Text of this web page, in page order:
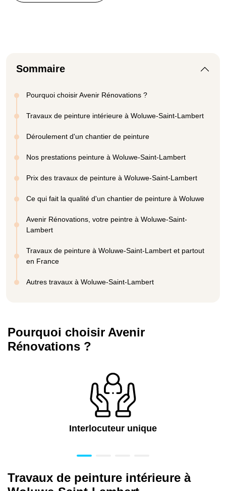
Sommaire
Pourquoi choisir Avenir Rénovations ?
Travaux de peinture intérieure à Woluwe-Saint-Lambert
Déroulement d'un chantier de peinture
Nos prestations peinture à Woluwe-Saint-Lambert
Prix des travaux de peinture à Woluwe-Saint-Lambert
Ce qui fait la qualité d'un chantier de peinture à Woluwe
Avenir Rénovations, votre peintre à Woluwe-Saint-
Lambert
Travaux de peinture à Woluwe-Saint-Lambert et partout
en France
Autres travaux à Woluwe-Saint-Lambert
Pourquoi choisir Avenir
Rénovations ?
Interlocuteur unique
Travaux de peinture intérieure à